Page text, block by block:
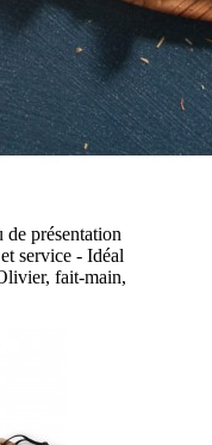
de présentation
service - Idéal
fait-main,